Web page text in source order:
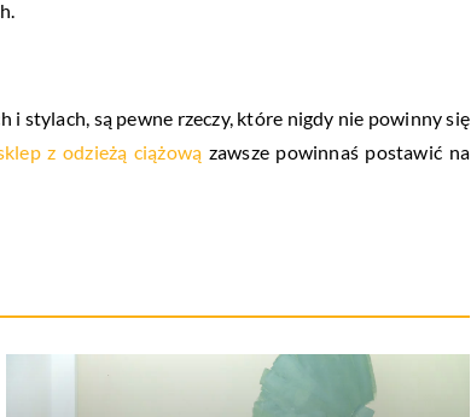
i stylach, są pewne rzeczy, które nigdy nie powinny się
z odzieżą ciążową zawsze powinnaś postawić na